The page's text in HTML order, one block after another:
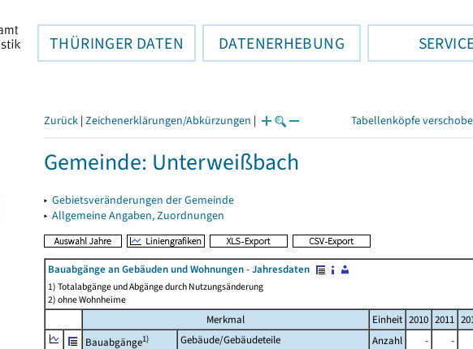
THÜRINGER DATEN DATENERHEBUNG
Zurück | Zeichenerklärungen/Abkürzungen | Tabellenköpfe
Gemeinde: Unterweißbach
▸ Gebietsveränderungen der Gemeinde
▸ Allgemeine Angaben, Zuordnungen
Bauabgänge an Gebäuden und Wohnungen - Jahresdaten
1) Totalabgänge und Abgänge durch Nutzungsänderung
2) ohne Wohnheime
Merkmal Einheit 2010 2011
Bauabgänge1) Gebäude/Gebäudeteile Anzahl - -